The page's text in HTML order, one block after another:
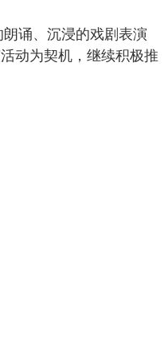
诵、沉浸的戏剧表演
动为契机，继续积极推